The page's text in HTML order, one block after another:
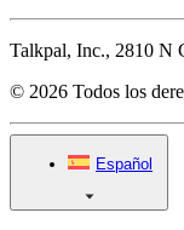
Talkpal, Inc., 2810 N
© 2026 Todos los
Español